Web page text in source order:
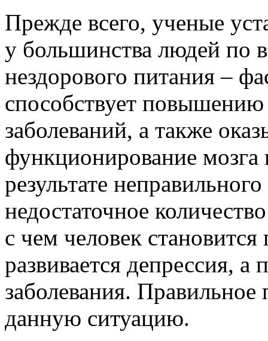
Прежде всего, ученые
у большинства людей по
нездорового питания –
способствует повышению
заболеваний, а также
функционирование
результате
недостаточное
с чем человек
развивается депрессия,
заболевания.
данную ситуацию.